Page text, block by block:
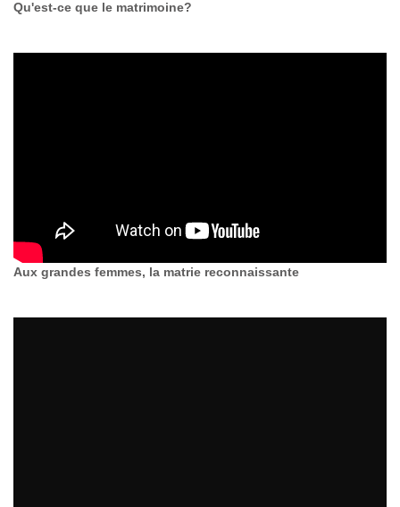
Qu'est-ce que le matrimoine?
Aux grandes femmes, la matrie reconnaissante